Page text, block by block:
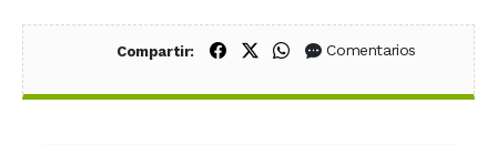
Compartir: Compartir en Facebook
Compartir en X (Twitter)
Compartir en WhatsApp
Comentarios